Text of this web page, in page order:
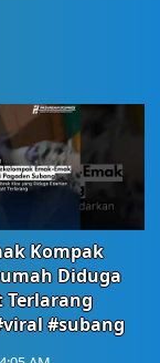
Kompak
Diduga
Terlarang
#subang